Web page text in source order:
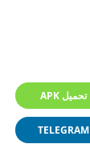
تحميل APK
TELEGRAM